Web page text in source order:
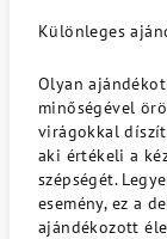
Különleges
Olyan
minőségével
virágokkal
aki értékeli a
szépségét.
esemény, ez a
ajándékozott